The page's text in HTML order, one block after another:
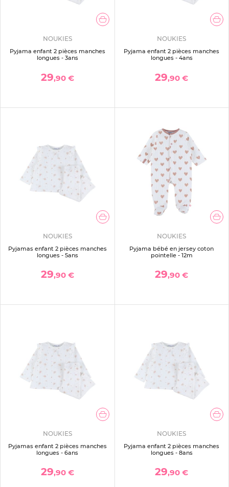
NOUKIES
Pyjama enfant 2 pièces manches
longues - 3ans
29,90 €
NOUKIES
Pyjama enfant 2 pièces manches
longues - 4ans
29,90 €
NOUKIES
Pyjamas enfant 2 pièces manches
longues - 5ans
29,90 €
NOUKIES
Pyjama bébé en jersey coton
pointelle - 12m
29,90 €
NOUKIES
Pyjamas enfant 2 pièces manches
longues - 6ans
29,90 €
NOUKIES
Pyjama enfant 2 pièces manches
longues - 8ans
29,90 €